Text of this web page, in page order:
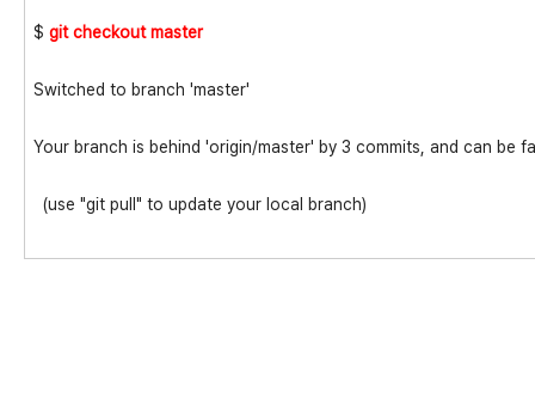
$ git checkout master
Switched to branch 'master'
Your branch is behind 'origin/master' by 3 commits, and can be
(use "git pull" to update your local branch)